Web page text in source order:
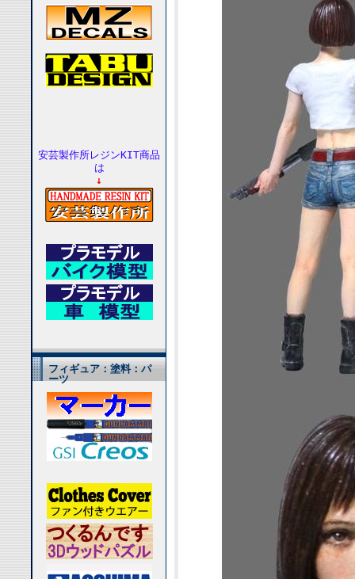
安芸製作所レジンKIT商品
は
↓
フィギュア：塗料：パ
ーツ